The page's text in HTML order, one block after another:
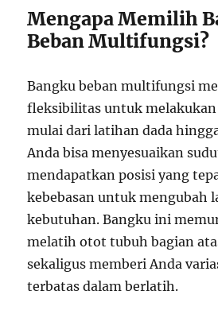
Mengapa Memilih
Beban Multifungsi?
Bangku beban multifungsi
fleksibilitas untuk
mulai dari latihan dada
Anda bisa menyesuaikan
mendapatkan posisi yang
kebebasan untuk mengubah
kebutuhan. Bangku ini
melatih otot tubuh bagian
sekaligus memberi Anda
terbatas dalam berlatih.